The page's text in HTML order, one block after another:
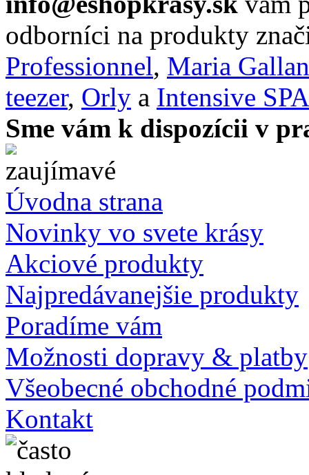
odborníci na produkty
Professionnel, Maria
teezer, Orly a Intensive SPA
Sme vám k dispozícii v
Úvodna strana
Novinky vo svete krásy
Akciové produkty
Najpredávanejšie produkty
Poradíme vám
Možnosti dopravy & platby
Všeobecné obchodné
Kontakt